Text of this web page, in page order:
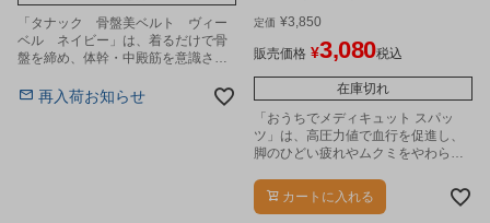
「タナック 骨盤美ベルト ヴィー
ベル ネイビー」は、着るだけで骨
盤を締め、体幹・中殿筋を意識させ
再入荷お知らせ
定価 ¥3,850
販売価格 ¥3,080税込
在庫切れ
「おうちでメディキュット スパッ
ツ」は、高圧力値で血行を促進し、
脚のひどい疲れやムクミをやわらげ
カートに入れる